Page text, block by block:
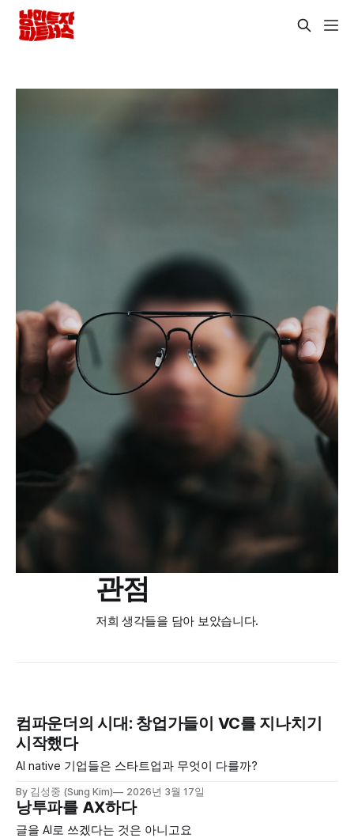
관점
저희 생각들을 담아 보았습니다.
컴파운더의 시대: 창업가들이 VC를 지나치기
시작했다
AI native 기업들은 스타트업과 무엇이 다를까?
By 김성중 (Sung Kim) 2026년 3월 17일
낭투파를 AX하다
글을 AI로 쓰겠다는 것은 아니고요